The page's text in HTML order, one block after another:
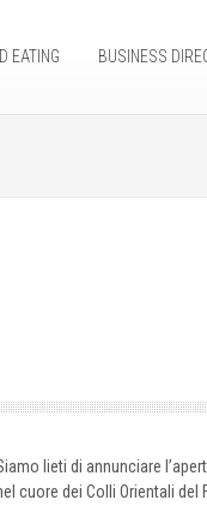
EATING BUSINESS
lieti di annunciare
cuore dei Colli Orientali del